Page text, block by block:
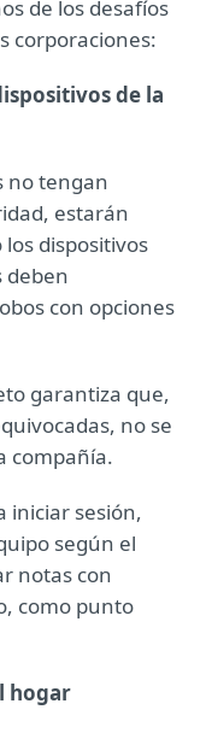
de los desafíos
corporaciones:
de la
no tengan
estarán
dispositivos
deben
con opciones
garantiza que,
no se
compañía.
sesión,
según el
notas con
como punto
hogar